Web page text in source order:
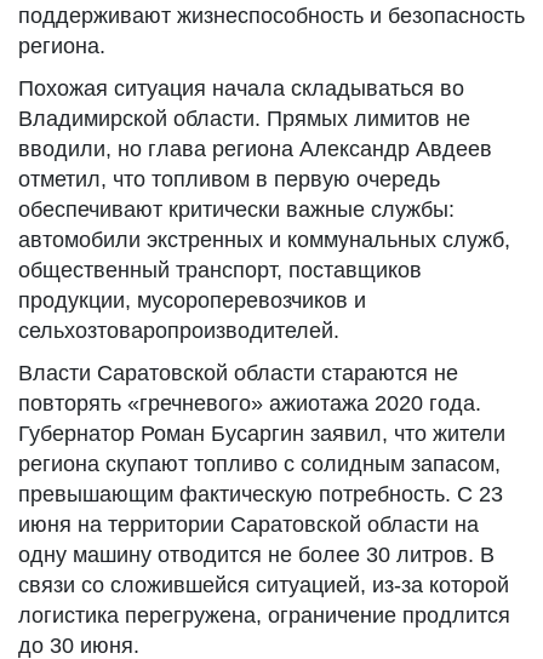
поддерживают жизнеспособность и безопасность
региона.
Похожая ситуация начала складываться во
Владимирской области. Прямых лимитов не
вводили, но глава региона Александр Авдеев
отметил, что топливом в первую очередь
обеспечивают критически важные службы:
автомобили экстренных и коммунальных служб,
общественный транспорт, поставщиков
продукции, мусороперевозчиков и
сельхозтоваропроизводителей.
Власти Саратовской области стараются не
повторять «гречневого» ажиотажа 2020 года.
Губернатор Роман Бусаргин заявил, что жители
региона скупают топливо с солидным запасом,
превышающим фактическую потребность. С 23
июня на территории Саратовской области на
одну машину отводится не более 30 литров. В
связи со сложившейся ситуацией, из-за которой
логистика перегружена, ограничение продлится
до 30 июня.